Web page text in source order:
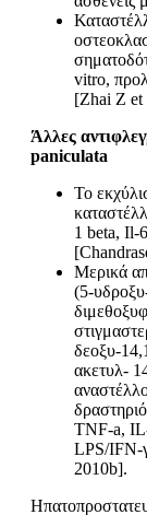
vitro,
[Zhai Z et
Άλλες
paniculata
Το
1 beta, Il-
Μερικά
(5-
δεοξυ-
ακετυλ-
TNF-a,
LPS/IFN-
2010b].